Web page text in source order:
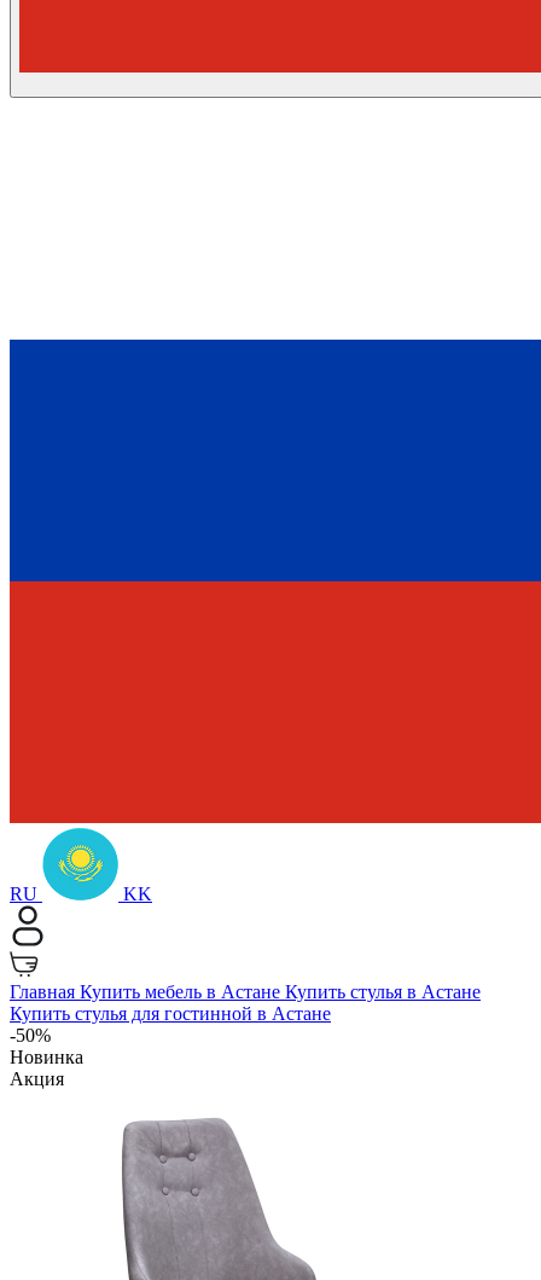
RU KK
Главная Купить мебель в Астане Купить стулья в Астане
Купить стулья для гостинной в Астане
-50%
Новинка
Акция